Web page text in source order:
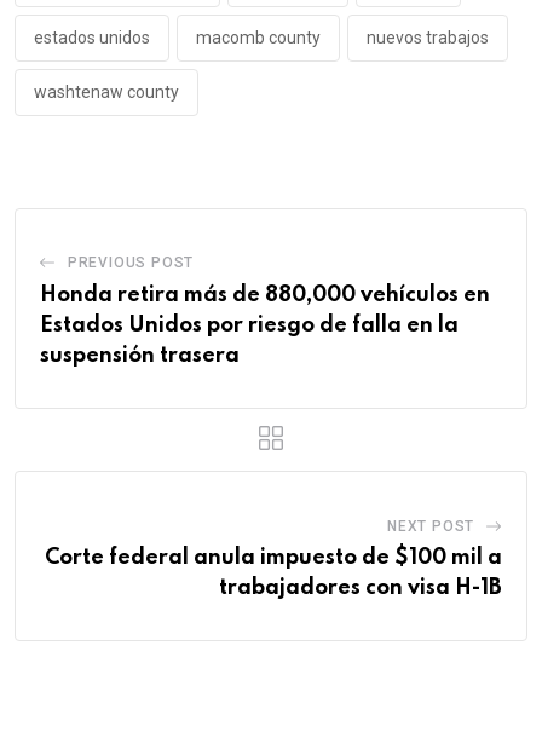
estados unidos macomb county nuevos trabajos
washtenaw county
PREVIOUS POST
Honda retira más de 880,000 vehículos en
Estados Unidos por riesgo de falla en la
suspensión trasera
NEXT POST
Corte federal anula impuesto de $100 mil a
trabajadores con visa H-1B